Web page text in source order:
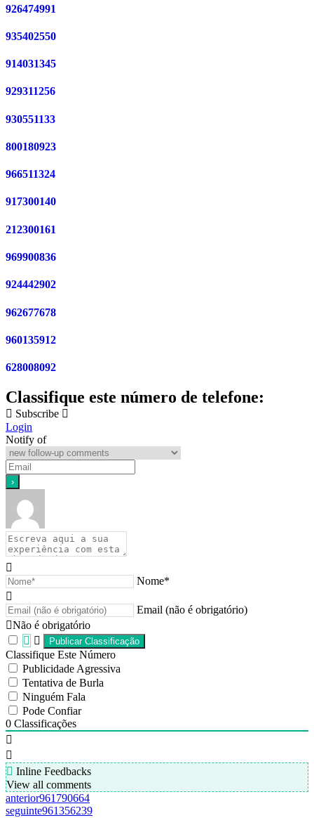
926474991
935402550
914031345
929311256
930551133
800180923
966511324
917300140
212300161
969900836
924442902
962677678
960135912
628008092
Classifique este número de telefone:
Subscribe
Login
Notify of
Nome*
Email (não é obrigatório)
Não é obrigatório
Classifique Este Número
Publicidade Agressiva
Tentativa de Burla
Ninguém Fala
Pode Confiar
0 Classificações
Inline Feedbacks
View all comments
anterior961790664
seguinte961356239